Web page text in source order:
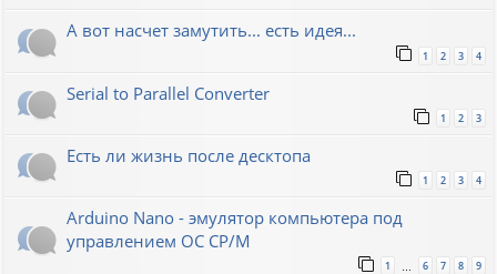
А вот насчет замутить... есть идея...
1 2 3 4
Serial to Parallel Converter
1 2 3
Есть ли жизнь после десктопа
1 2 3 4
Arduino Nano - эмулятор компьютера под
управлением ОС CP/M
1 6 7 8 9